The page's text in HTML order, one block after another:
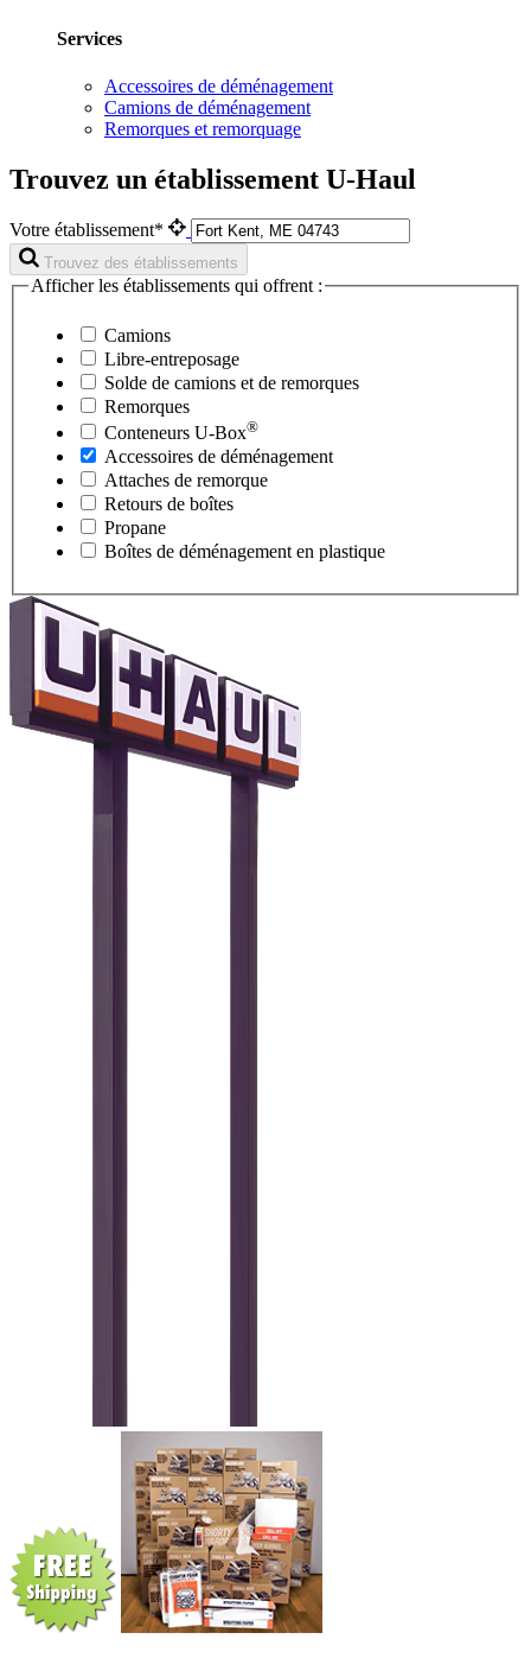
Services
Accessoires de déménagement
Camions de déménagement
Remorques et remorquage
Trouvez un établissement U-Haul
Votre établissement*
Trouvez des établissements
Afficher les établissements qui offrent :
Camions
Libre-entreposage
Solde de camions et de remorques
Remorques
Conteneurs U-Box®
Accessoires de déménagement
Attaches de remorque
Retours de boîtes
Propane
Boîtes de déménagement en plastique